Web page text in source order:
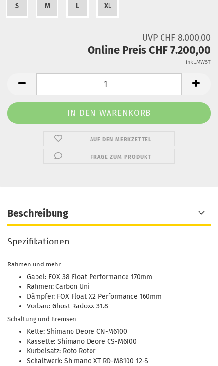
S M L XL
UVP CHF 8.000,00
Online Preis CHF 7.200,00
inkl.MWST
AUF DEN MERKZETTEL
FRAGE ZUM PRODUKT
Beschreibung
Spezifikationen
Rahmen und mehr
Gabel: FOX 38 Float Performance 170mm
Rahmen: Carbon Uni
Dämpfer: FOX Float X2 Performance 160mm
Vorbau: Ghost Radoxx 31.8
Schaltung und Bremsen
Kette: Shimano Deore CN-M6100
Kassette: Shimano Deore CS-M6100
Kurbelsatz: Roto Rotor
Schaltwerk: Shimano XT RD-M8100 12-S